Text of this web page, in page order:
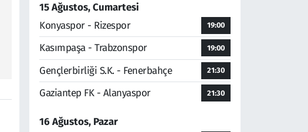
15 Ağustos, Cumartesi
Konyaspor - Rizespor
19:00
Kasımpaşa - Trabzonspor 19:00
Gençlerbirliği S.K. - Fenerbahçe 21:30
Gaziantep FK - Alanyaspor 21:30
16 Ağustos, Pazar